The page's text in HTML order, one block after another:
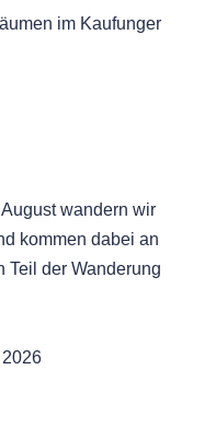
wandern wir
kommen dabei an
Teil der Wanderung